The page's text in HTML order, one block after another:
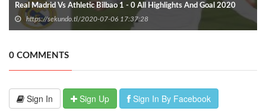
Real Madrid Vs Athletic Bilbao 1 - 0 All Highlights And Goal 2020
https://sekundo.tl/2020-07-06 17:37:28
0 COMMENTS
Sign In Sign Up Sign In By Facebook